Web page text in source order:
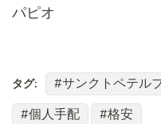
パピオ
タグ: サンクトペテル
個人手配
格安